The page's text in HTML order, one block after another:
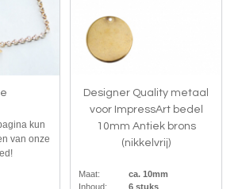
kun
van onze
Designer Quality metaal
voor ImpressArt bedel
10mm Antiek brons
(nikkelvrij)
Maat:
ca. 10mm
Inhoud:
6 stuks